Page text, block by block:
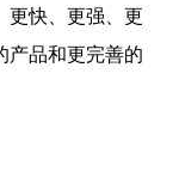
更快、更强、更
产品和更完善的